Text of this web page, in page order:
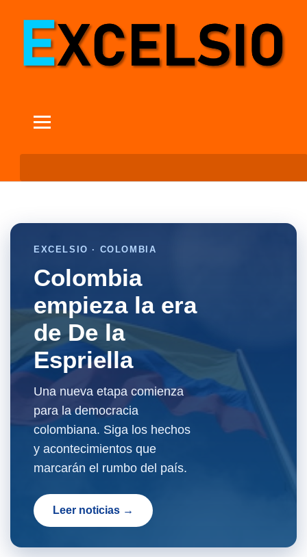
EXCELSIO · COLOMBIA
Colombia
empieza la era
de De la
Espriella
Una nueva etapa comienza
para la democracia
colombiana. Siga los hechos
y acontecimientos que
marcarán el rumbo del país.
Leer noticias →